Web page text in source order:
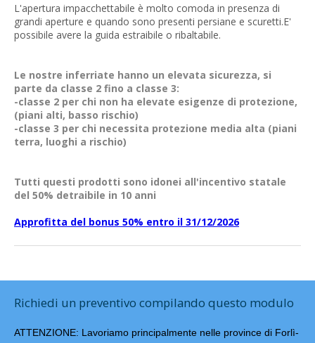
L'apertura impacchettabile è molto comoda in presenza di
grandi aperture e quando sono presenti persiane e scuretti.E'
possibile avere la guida estraibile o ribaltabile.
Le nostre inferriate hanno un elevata sicurezza, si
parte da classe 2 fino a classe 3:
-classe 2 per chi non ha elevate esigenze di protezione,
(piani alti, basso rischio)
-classe 3 per chi necessita protezione media alta (piani
terra, luoghi a rischio)
Tutti questi prodotti sono idonei all'incentivo statale
del 50% detraibile in 10 anni
Approfitta del bonus 50% entro il 31/12/2026
Richiedi un preventivo compilando questo modulo
ATTENZIONE: Lavoriamo principalmente nelle province di Forlì-